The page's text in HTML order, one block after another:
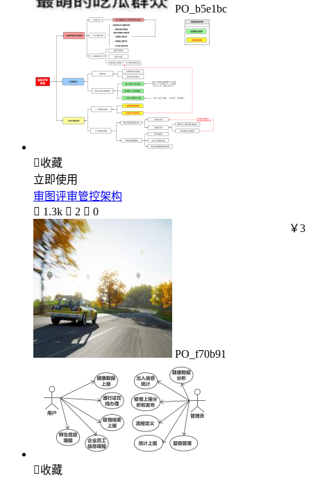
PO_b5e1bc
收藏
立即使用
审图评审管控架构
 1.3k  2  0
PO_f70b91
￥3
收藏